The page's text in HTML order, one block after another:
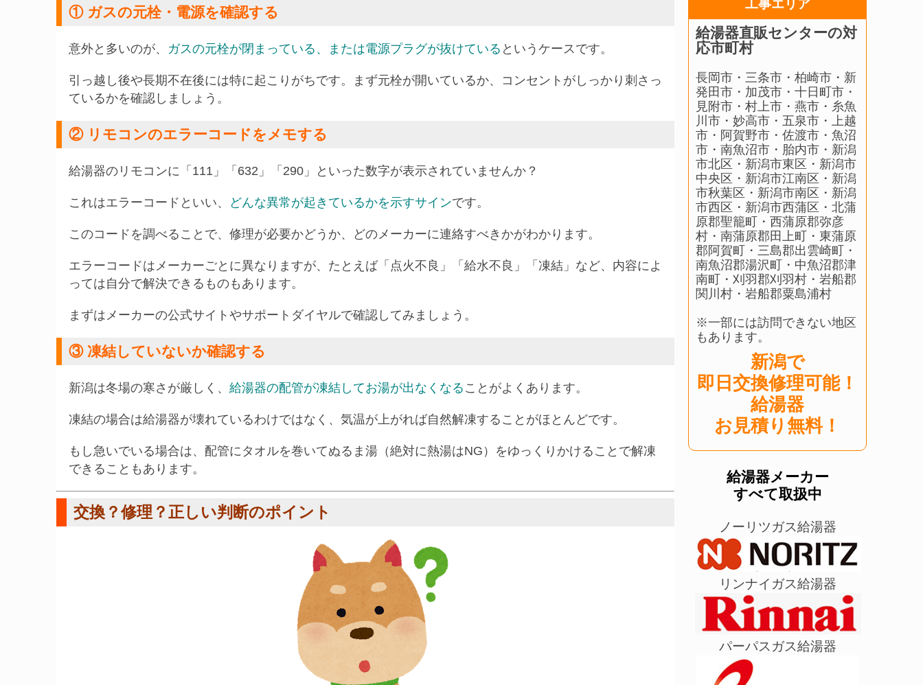
① ガスの元栓・電源を確認する
意外と多いのが、 ガスの元栓が閉まっている 、または電源プラグが抜けている というケースです。
引っ越し後や長期不在後には特に起こりがちです。まず元栓が開いているか、コンセントがしっかり刺さっ
ているかを確認しましょう。
② リモコンのエラーコードをメモする
給湯器のリモコンに「111」「632」「290」といった数字が表示されていませんか？
これはエラーコードといい、 どんな異常が起きているかを示すサインです。
このコードを調べることで、修理が必要かどうか、どのメーカーに連絡すべきかがわかります。
エラーコードはメーカーごとに異なりますが、たとえば「点火不良」「給水不良」「凍結」など、内容によ
っては自分で解決できるものもあります。
まずはメーカーの公式サイトやサポートダイヤルで確認してみましょう。
③ 凍結していないか確認する
新潟は冬場の寒さが厳しく、 給湯器の配管が凍結してお湯が出なくなる ことがよくあります。
凍結の場合は給湯器が壊れているわけではなく、気温が上がれば自然解凍することがほとんどです。
もし急いでいる場合は、配管にタオルを巻いてぬるま湯（絶対に熱湯はNG）をゆっくりかけることで解凍
できることもあります。
交換？修理？正しい判断のポイント
工事エリア
給湯器直販センターの対
応市町村
長岡市・三条市・柏崎市・新
発田市・加茂市・十日町市・
見附市・村上市・燕市・糸魚
川市・妙高市・五泉市・上越
市・阿賀野市・佐渡市・魚沼
市・南魚沼市・胎内市・新潟
市北区・新潟市東区・新潟市
中央区・新潟市江南区・新潟
市秋葉区・新潟市南区・新潟
市西区・新潟市西蒲区・北蒲
原郡聖籠町・西蒲原郡弥彦
村・南蒲原郡田上町・東蒲原
郡阿賀町・三島郡出雲崎町・
南魚沼郡湯沢町・中魚沼郡津
南町・刈羽郡刈羽村・岩船郡
関川村・岩船郡粟島浦村
※一部には訪問できない地区
もあります。
新潟で
即日交換修理可能！
給湯器
お見積り無料！
給湯器メーカー
すべて取扱中
ノーリツガス給湯器
リンナイガス給湯器
パーパスガス給湯器